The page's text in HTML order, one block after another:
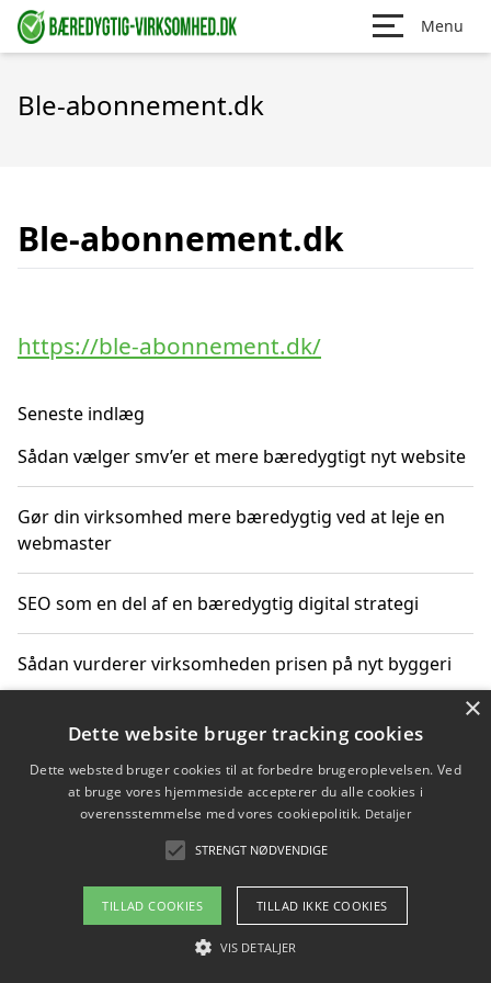
Menu
Ble-abonnement.dk
Ble-abonnement.dk
https://ble-abonnement.dk/
Seneste indlæg
Sådan vælger smv’er et mere bæredygtigt nyt website
Gør din virksomhed mere bæredygtig ved at leje en
webmaster
SEO som en del af en bæredygtig digital strategi
Sådan vurderer virksomheden prisen på nyt byggeri
Sådan får du hjælp til en hjemmeside uden binding
Copyright 2026 - Pilanto Aps
Om / kontakt
Blog Betingelser
×
Dette website bruger tracking cookies
Dette websted bruger cookies til at forbedre brugeroplevelsen. Ved
at bruge vores hjemmeside accepterer du alle cookies i
overensstemmelse med vores cookiepolitik. Detaljer
STRENGT NØDVENDIGE
TILLAD COOKIES TILLAD IKKE COOKIES
VIS DETALJER